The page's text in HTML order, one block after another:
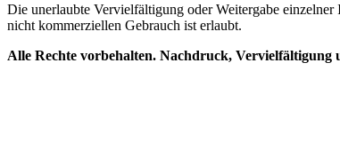
Die unerlaubte Vervielfältigung oder Weitergabe
nicht kommerziellen Gebrauch ist erlaubt.
Alle Rechte vorbehalten. Nachdruck, Vervielfältigung